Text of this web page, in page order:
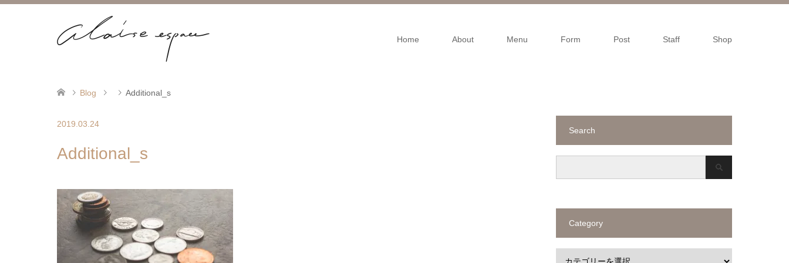
Home About Menu Form Post Staff Shop
Blog Additional_s
2019.03.24
Additional_s
Search
Category